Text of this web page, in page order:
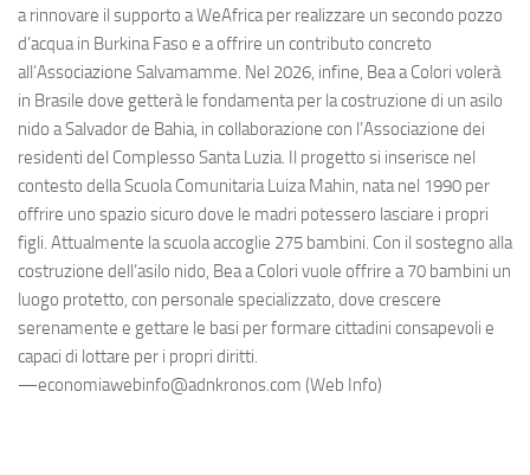
a rinnovare il supporto a WeAfrica per realizzare un secondo pozzo
d’acqua in Burkina Faso e a offrire un contributo concreto
all’Associazione Salvamamme. Nel 2026, infine, Bea a Colori volerà
in Brasile dove getterà le fondamenta per la costruzione di un asilo
nido a Salvador de Bahia, in collaborazione con l’Associazione dei
residenti del Complesso Santa Luzia. Il progetto si inserisce nel
contesto della Scuola Comunitaria Luiza Mahin, nata nel 1990 per
offrire uno spazio sicuro dove le madri potessero lasciare i propri
figli. Attualmente la scuola accoglie 275 bambini. Con il sostegno alla
costruzione dell’asilo nido, Bea a Colori vuole offrire a 70 bambini un
luogo protetto, con personale specializzato, dove crescere
serenamente e gettare le basi per formare cittadini consapevoli e
capaci di lottare per i propri diritti.
—economiawebinfo@adnkronos.com (Web Info)